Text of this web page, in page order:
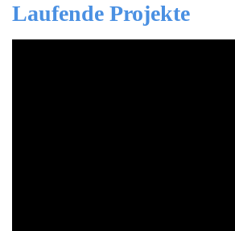
Laufende Projekte